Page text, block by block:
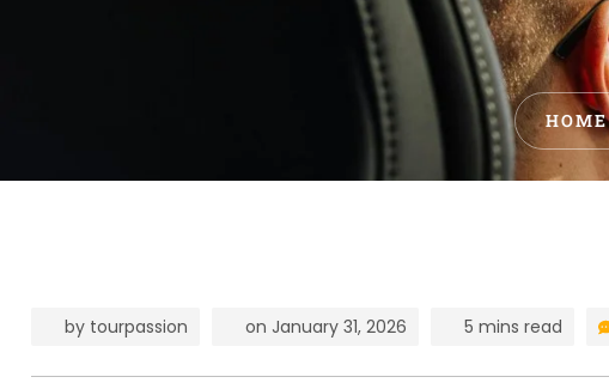
HOME
by tourpassion on January 31, 2026 5 mins read